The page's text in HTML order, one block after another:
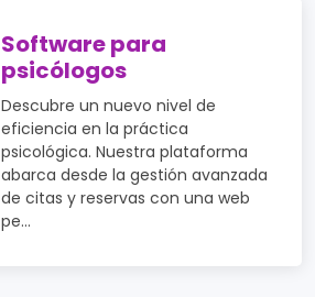
Software para
psicólogos
Descubre un nuevo nivel de
eficiencia en la práctica
psicológica. Nuestra plataforma
abarca desde la gestión avanzada
de citas y reservas con una web
pe...